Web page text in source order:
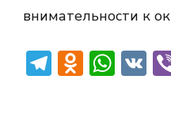
внимательности к
Telegram